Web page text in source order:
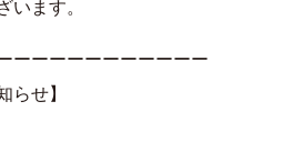
います。
ーーーーーーーーーーー
らせ】